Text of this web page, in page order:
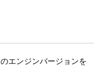
エンジンバージョンを